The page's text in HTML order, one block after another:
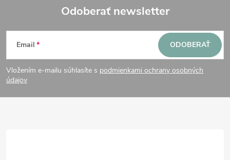
Z
á
p
Odoberať newsletter
Email
Vložením e-mailu súhlasíte s podmienkami ochrany osobných
údajov
ODOBERAŤ